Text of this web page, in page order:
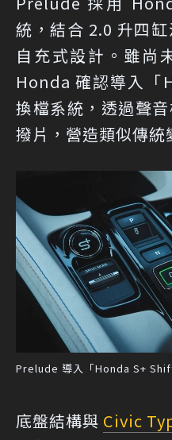
統，結合 2.0 升四
自充式設計。雖尚
Honda 確認導入「
換檔系統，透過聲
撥片，營造類似傳統
Prelude 導入「Honda S+
底盤結構與 Civic